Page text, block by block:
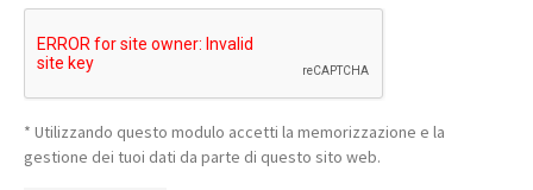
* Utilizzando questo modulo accetti la memorizzazione e la
gestione dei tuoi dati da parte di questo sito web.